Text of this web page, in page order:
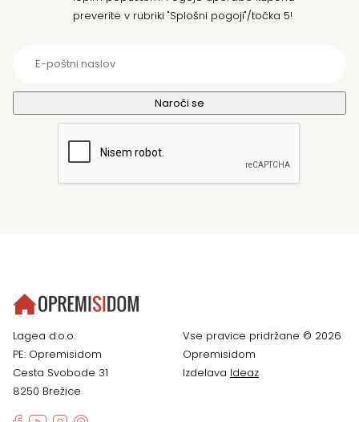
preverite v rubriki "Splošni pogoji"/točka 5!
Lagea d.o.o.
PE: Opremisidom
Cesta Svobode 31
8250 Brežice
Vse pravice pridržane © 2026
Opremisidom
Izdelava Ideaz